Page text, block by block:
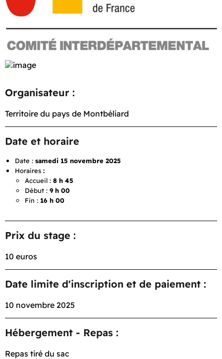
Organisateur :
Territoire du pays de Montbéliard
Date et horaire
Date : samedi 15 novembre 2025
Horaires :
Accueil : 8 h 45
Début : 9 h 00
Fin : 16 h 00
Prix du stage :
10 euros
Date limite d'inscription et de paiement :
10 novembre 2025
Hébergement - Repas :
Repas tiré du sac